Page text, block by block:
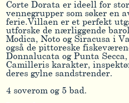
Corte Dorata er ideell for
vennegrupper som søker en
ferie.Villaen er et perfekt
utforske de nærliggende
Modica, Noto og Siracusa i
også de pittoreske
Donnalucata og Punta
Camilleris karakter,
deres gylne sandstrender.
4 soverom og 5 bad.